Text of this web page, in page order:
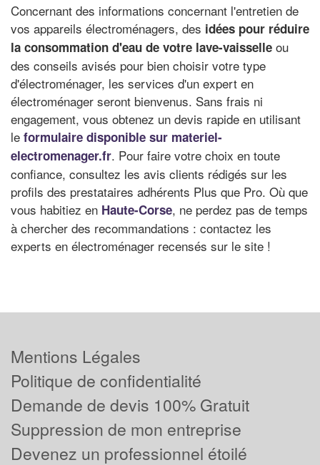
Concernant des informations concernant l'entretien de
vos appareils électroménagers, des idées pour réduire
la consommation d'eau de votre lave-vaisselle ou
des conseils avisés pour bien choisir votre type
d'électroménager, les services d'un expert en
électroménager seront bienvenus. Sans frais ni
engagement, vous obtenez un devis rapide en utilisant
le formulaire disponible sur materiel-
electromenager.fr. Pour faire votre choix en toute
confiance, consultez les avis clients rédigés sur les
profils des prestataires adhérents Plus que Pro. Où que
vous habitiez en Haute-Corse, ne perdez pas de temps
à chercher des recommandations : contactez les
experts en électroménager recensés sur le site !
Mentions Légales
Politique de confidentialité
Demande de devis 100% Gratuit
Suppression de mon entreprise
Devenez un professionnel étoilé